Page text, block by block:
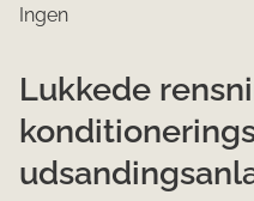
Ingen
Lukkede